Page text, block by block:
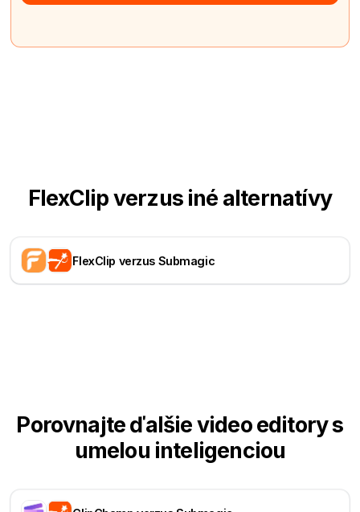
FlexClip verzus iné alternatívy
FlexClip verzus Submagic
Porovnajte ďalšie video editory s
umelou inteligenciou